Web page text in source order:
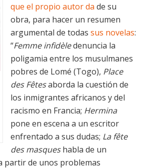
que el propio autor da de su
obra, para hacer un resumen
argumental de todas sus novelas:
“Femme infidèledenuncia la
poligamia entre los musulmanes
pobres de Lomé (Togo), Place
des Fêtesaborda la cuestión de
los inmigrantes africanos y del
racismo en Francia; Hermina
pone en escena a un escritor
enfrentado a sus dudas; La fête
des masqueshabla de un
partir de unos problemas